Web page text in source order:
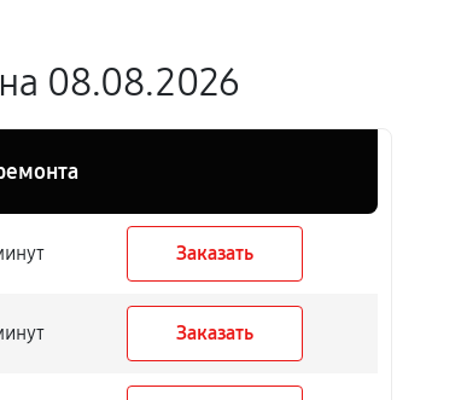
08.08.2026
Заказать
Заказать